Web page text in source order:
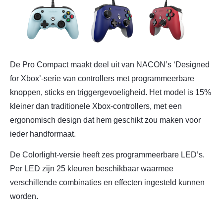
De Pro Compact maakt deel uit van NACON’s ‘Designed
for Xbox’-serie van controllers met programmeerbare
knoppen, sticks en triggergevoeligheid. Het model is 15%
kleiner dan traditionele Xbox-controllers, met een
ergonomisch design dat hem geschikt zou maken voor
ieder handformaat.
De Colorlight-versie heeft zes programmeerbare LED’s.
Per LED zijn 25 kleuren beschikbaar waarmee
verschillende combinaties en effecten ingesteld kunnen
worden.